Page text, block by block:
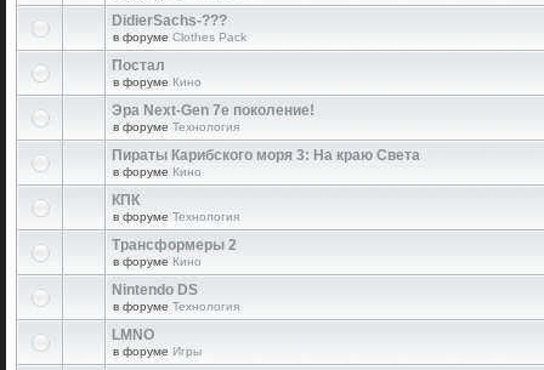
DidierSachs-???
в форуме Clothes Pack
Постал
в форуме Кино
Эра Next-Gen 7е поколение!
в форуме Технология
Пираты Карибского моря 3: На краю Света
в форуме Кино
КПК
в форуме Технология
Трансформеры 2
в форуме Кино
Nintendo DS
в форуме Технология
LMNO
в форуме Игры